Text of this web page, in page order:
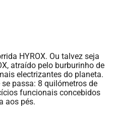
HYROX. Ou talvez seja
atraído pelo burburinho de
electrizantes do planeta.
passa: 8 quilómetros de
funcionais concebidos
aos pés.